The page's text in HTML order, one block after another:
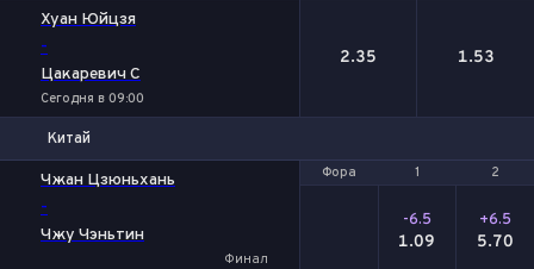
Хуан Юйцзя
-
Цакаревич С
Сегодня в 09:00
2.35 1.53
Китай
Фора 1 2
Чжан Цзюньхань
-
Чжу Чэньтин
Финал
Фора 1 2
-6.5
1.09
+6.5
5.70